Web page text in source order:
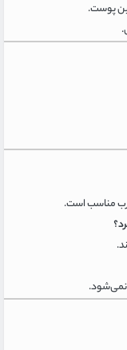
پوست.
مناسب است.
نمی‌شود.